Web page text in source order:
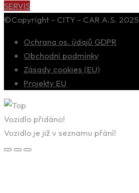
SERVIS
©Copyright - CITY - CAR A.S. 2025
Ochrana os. údajů GDPR
Obchodní podmínky
Zásady cookies (EU)
Projekty EU
Vozidlo přidáno!
Vozidlo je již v seznamu přání!